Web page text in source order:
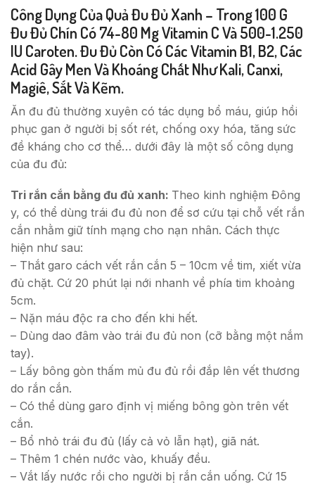
Công Dụng Của Quả Đu Đủ Xanh – Trong 100 G
Đu Đủ Chín Có 74-80 Mg Vitamin C Và 500-1.250
IU Caroten. Đu Đủ Còn Có Các Vitamin B1, B2, Các
Acid Gây Men Và Khoáng Chất Như Kali, Canxi,
Magiê, Sắt Và Kẽm.
Ăn đu đủ thường xuyên có tác dụng bổ máu, giúp hồi
phục gan ở người bị sốt rét, chống oxy hóa, tăng sức
đề kháng cho cơ thể… dưới đây là một số công dụng
của đu đủ:
Tri rắn cắn bằng đu đủ xanh: Theo kinh nghiệm Đông
y, có thể dùng trái đu đủ non để sơ cứu tại chỗ vết rắn
cắn nhằm giữ tính mạng cho nạn nhân. Cách thực
hiện như sau:
– Thắt garo cách vết rắn cắn 5 – 10cm về tim, xiết vừa
đủ chặt. Cứ 20 phút lại nới nhanh về phía tim khoảng
5cm.
– Nặn máu độc ra cho đến khi hết.
– Dùng dao đâm vào trái đu đủ non (cỡ bằng một nắm
tay).
– Lấy bông gòn thấm mủ đu đủ rồi đắp lên vết thương
do rắn cắn.
– Có thể dùng garo định vị miếng bông gòn trên vết
cắn.
– Bổ nhỏ trái đu đủ (lấy cả vỏ lẫn hạt), giã nát.
– Thêm 1 chén nước vào, khuấy đều.
– Vắt lấy nước rồi cho người bị rắn cắn uống. Cứ 15